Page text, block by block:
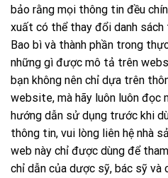
bảo rằng mọi thông tin đều
xuất có thể thay đổi danh sách
Bao bì và thành phần trong
những gì được mô tả trên
bạn không nên chỉ dựa trên
website, mà hãy luôn luôn đọc
hướng dẫn sử dụng trước khi
thông tin, vui lòng liên hệ nhà
web này chỉ được dùng để
chỉ dẫn của dược sỹ, bác sỹ và